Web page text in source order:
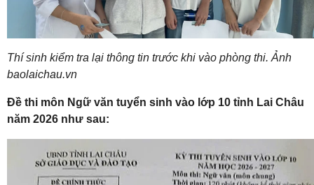
Thí sinh kiểm tra lại thông tin trước khi vào phòng thi. Ảnh
baolaichau.vn
Đề thi môn Ngữ văn tuyển sinh vào lớp 10 tỉnh Lai Châu
năm 2026 như sau: